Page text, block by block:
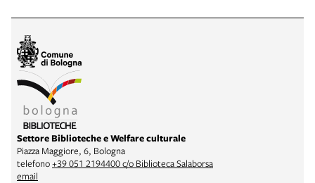
Settore Biblioteche e Welfare culturale
Piazza Maggiore, 6, Bologna
telefono+39 051 2194400 c/o Biblioteca Salaborsa
email